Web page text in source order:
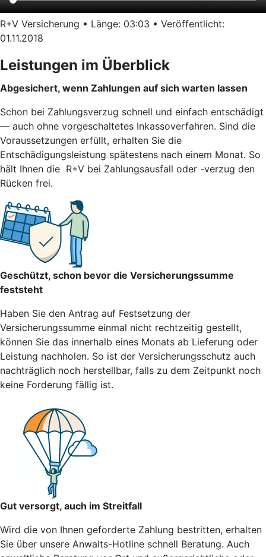
R+V Versicherung • Länge: 03:03 • Veröffentlicht:
01.11.2018
Leistungen im Überblick
Abgesichert, wenn Zahlungen auf sich warten lassen
Schon bei Zahlungsverzug schnell und einfach entschädigt
— auch ohne vorgeschaltetes Inkassoverfahren. Sind die
Voraussetzungen erfüllt, erhalten Sie die
Entschädigungsleistung spätestens nach einem Monat. So
hält Ihnen die R+V bei Zahlungsausfall oder -verzug den
Rücken frei.
Geschützt, schon bevor die Versicherungssumme
feststeht
Haben Sie den Antrag auf Festsetzung der
Versicherungssumme einmal nicht rechtzeitig gestellt,
können Sie das innerhalb eines Monats ab Lieferung oder
Leistung nachholen. So ist der Versicherungsschutz auch
nachträglich noch herstellbar, falls zu dem Zeitpunkt noch
keine Forderung fällig ist.
Gut versorgt, auch im Streitfall
Wird die von Ihnen geforderte Zahlung bestritten, erhalten
Sie über unsere Anwalts-Hotline schnell Beratung. Auch